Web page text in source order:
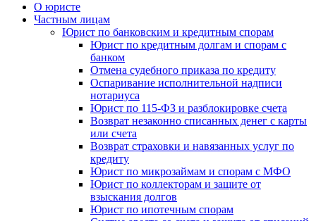
О юристе
Частным лицам
Юрист по банковским и кредитным спорам
Юрист по кредитным долгам и спорам с
банком
Отмена судебного приказа по кредиту
Оспаривание исполнительной надписи
нотариуса
Юрист по 115-ФЗ и разблокировке счета
Возврат незаконно списанных денег с карты
или счета
Возврат страховки и навязанных услуг по
кредиту
Юрист по микрозаймам и спорам с МФО
Юрист по коллекторам и защите от
взыскания долгов
Юрист по ипотечным спорам